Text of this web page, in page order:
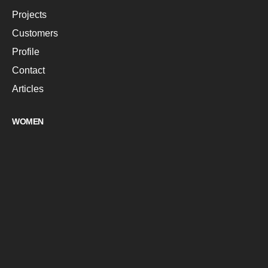
Projects
Customers
Profile
Contact
Articles
WOMEN